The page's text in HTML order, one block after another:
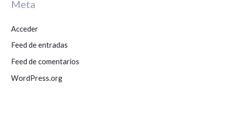
Meta
Acceder
Feed de entradas
Feed de comentarios
WordPress.org